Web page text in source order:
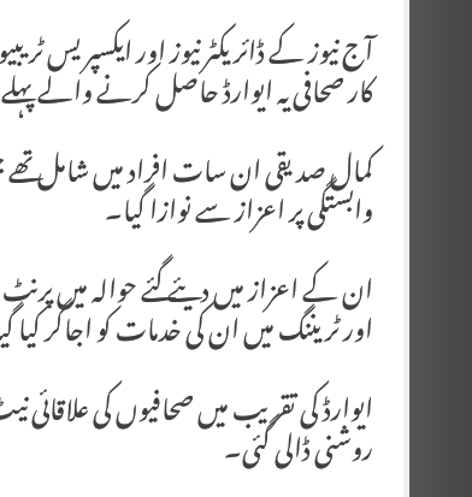
آج نیوز کے ڈائریکٹر نیوز اور ایکسپریس
کار صحافی یہ ایوارڈ حاصل کرنے والے
کمال صدیقی ان سات افراد میں شامل
وابستگی پر اعزاز سے نوازا گیا۔
ان کے اعزاز میں دیئے گئے حوالہ میں
اور ٹریننگ میں ان کی خدمات کو اجاگر کیا
ایوارڈ کی تقریب میں صحافیوں کی
روشنی ڈالی گئی۔